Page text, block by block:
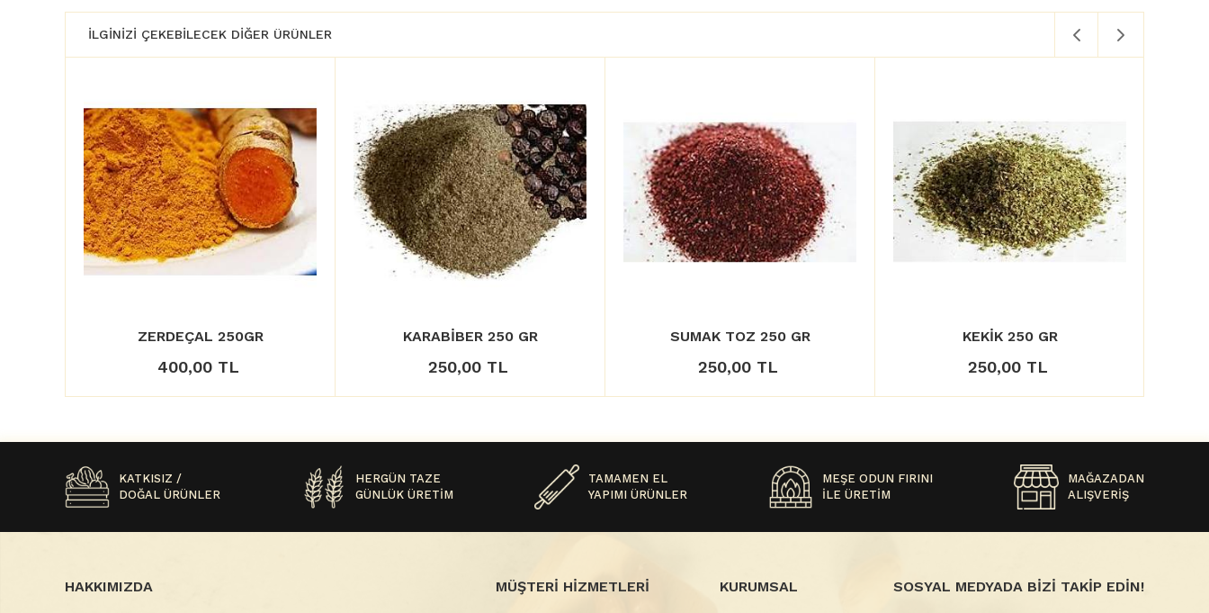
İLGINIZI ÇEKEBILECEK DIĞER ÜRÜNLER
ZERDEÇAL 250GR
400,00 TL
KARABİBER 250 GR
250,00 TL
SUMAK TOZ 250 GR
250,00 TL
KEKİK 250 GR
250,00 TL
KATKISIZ /
DOĞAL ÜRÜNLER
HERGÜN TAZE
GÜNLÜK ÜRETİM
TAMAMEN EL
YAPIMI ÜRÜNLER
MEŞE ODUN FIRINI
İLE ÜRETİM
MAĞAZADAN
ALIŞVERİŞ
HAKKIMIZDA MÜŞTERİ HİZMETLERİ KURUMSAL SOSYAL MEDYADA BİZİ TAKİP EDİN!